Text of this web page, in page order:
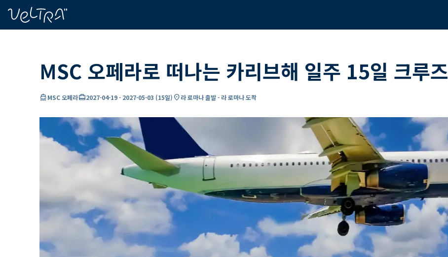
MSC 오페라로 떠나는 카리브해 일주 15일 크루즈
directions_boatMSC 오페라card_travel2027-04-19- 2027-05-03 (15일) location_on라 로마나 출발 - 라 로마나 도착